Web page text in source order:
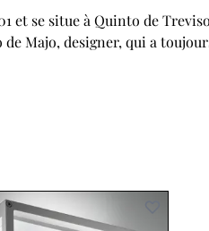
se situe à Quinto de
Majo, designer, qui a